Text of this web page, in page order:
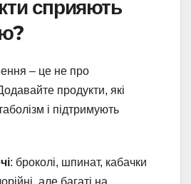
сприяють
– це не про
продукти, які
і підтримують
: броколі, шпинат, кабачки
але багаті на